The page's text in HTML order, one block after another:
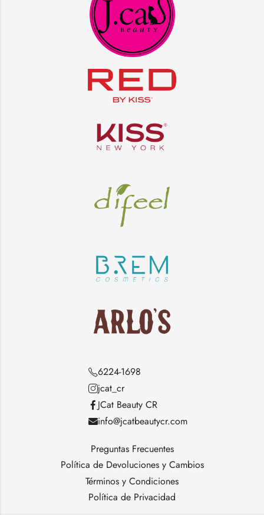
6224-1698
jcat_cr
JCat Beauty CR
info@jcatbeautycr.com
Preguntas Frecuentes
Política de Devoluciones y Cambios
Términos y Condiciones
Política de Privacidad